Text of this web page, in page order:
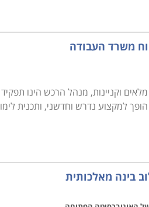
משרד העבודה
מלאים וקניינות, מנהל הרכש הינו
למקצוע נדרש וחדשני, ותכנית
בינה מאלכותית